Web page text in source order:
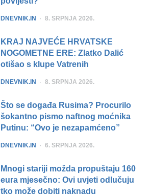
POSTED
DNEVNIK.IN 8. SRPNJA 2026.
KRAJ NAJVEĆE HRVATSKE
NOGOMETNE ERE: Zlatko Dalić
otišao s klupe Vatrenih
POSTED
DNEVNIK.IN 8. SRPNJA 2026.
Što se događa Rusima? Procurilo
šokantno pismo naftnog moćnika
Putinu: “Ovo je nezapamćeno”
POSTED
DNEVNIK.IN 6. SRPNJA 2026.
Mnogi stariji možda propuštaju 160
eura mjesečno: Ovi uvjeti odlučuju
tko može dobiti naknadu